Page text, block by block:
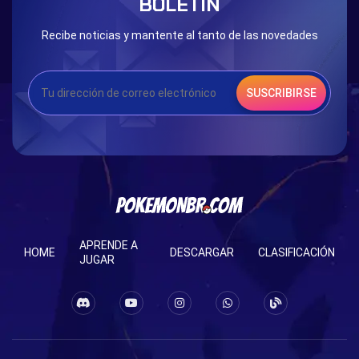
Recibe noticias y mantente al tanto de las novedades
SUSCRIBIRSE
HOME
APRENDE A
JUGAR
DESCARGAR CLASIFICACIÓN